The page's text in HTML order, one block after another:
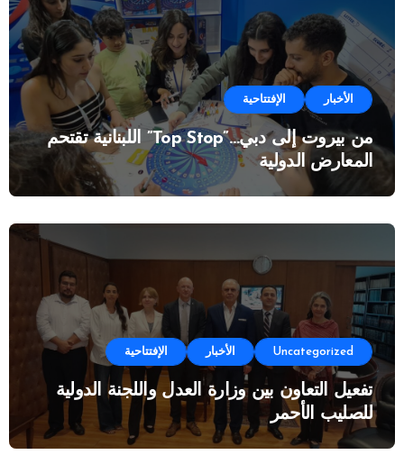
الأخبار الإفتتاحية
من بيروت إلى دبي…”Top Stop” اللبنانية تقتحم
المعارض الدولية
Uncategorized الأخبار الإفتتاحية
تفعيل التعاون بين وزارة العدل واللجنة الدولية
للصليب الأحمر